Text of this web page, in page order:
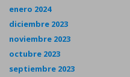
enero 2024
diciembre 2023
noviembre 2023
octubre 2023
septiembre 2023